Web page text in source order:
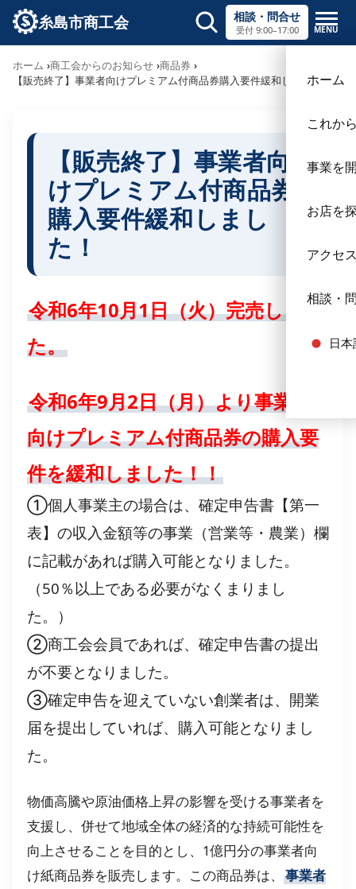
糸島市商工会 相談・問合せ
受付 9:00–17:00 MENU
サイト内検索
ホーム
これか
事業を
お店を
アクセ
相談・
日
ホーム 商工会からのお知らせ 商品券
【販売終了】事業者向けプレミアム付商品券購入要件緩和しました！
【販売終了】事業者向
けプレミアム付商品券
購入要件緩和しまし
た！
令和6年10月1日（火）完売しまし
た。
令和6年9月2日（月）より事業者
向けプレミアム付商品券の購入要
件を緩和しました！！
①個人事業主の場合は、確定申告書【第一
表】の収入金額等の事業（営業等・農業）欄
に記載があれば購入可能となりました。
（50％以上である必要がなくまりまし
た。）
②商工会会員であれば、確定申告書の提出
が不要となりました。
③確定申告を迎えていない創業者は、開業
届を提出していれば、購入可能となりまし
た。
物価高騰や原油価格上昇の影響を受ける事業者を
支援し、併せて地域全体の経済的な持続可能性を
向上させることを目的とし、1億円分の事業者向
け紙商品券を販売します。この商品券は、 事業者